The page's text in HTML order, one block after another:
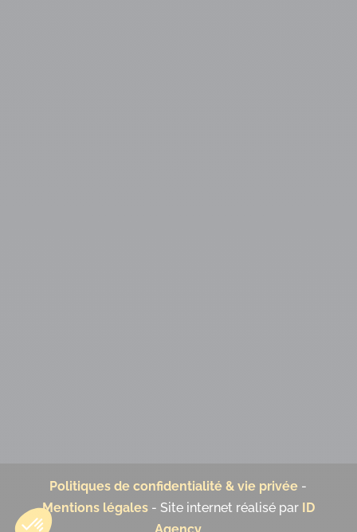
Politiques de confidentialité & vie privée -
Mentions légales- Site internet réalisé par
ID